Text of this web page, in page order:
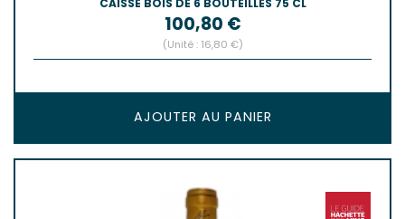
CAISSE BOIS DE 6 BOUTEILLES 75 CL
Prix
100,80 €
(Unité : 16,80 €)
AJOUTER AU PANIER